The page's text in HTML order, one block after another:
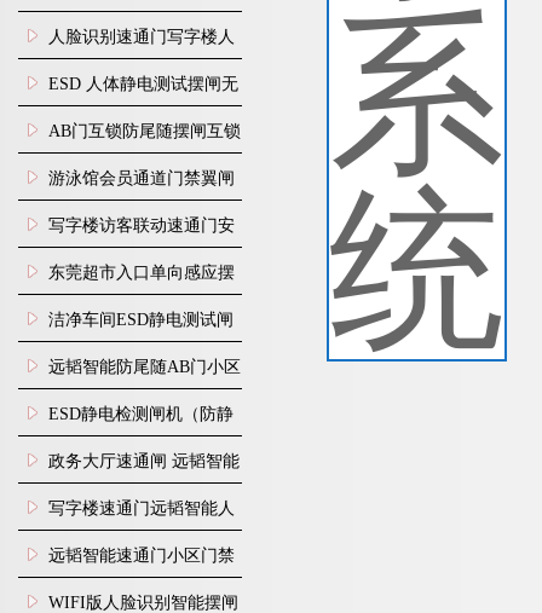
入口人行通道门禁
人脸识别速通门写字楼人
行通道闸门禁设备
ESD 人体静电测试摆闸无
尘车间防静电闸机
AB门互锁防尾随摆闸互锁
闸机
游泳馆会员通道门禁翼闸
写字楼访客联动速通门安
装
东莞超市入口单向感应摆
闸安装
洁净车间ESD静电测试闸
机
远韬智能防尾随AB门小区
门禁闸机安装
​ESD静电检测闸机（防静
电门禁通道系统）
政务大厅速通闸 远韬智能
防尾随静音速通门
写字楼速通门远韬智能人
脸识别快速通道闸
远韬智能速通门小区门禁
闸机食堂消费摆闸
WIFI版人脸识别智能摆闸